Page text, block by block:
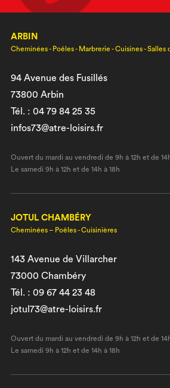
ARBIN
Cheminées - Poêles - Marbrerie - Cuisines - Salles
94 Avenue des Fusillés
73800 Arbin
Tél. : 04 79 84 25 35
infos73@atre-loisirs.fr
Ouvert du mardi au vendredi de 9h à 12h et de
Le samedi 9h à 12h et de 14h à 18h
JOTUL CHAMBÉRY
Cheminées – Poêles - Cuisinières
143 Avenue de Villarcher
73000 Chambéry
Tél. : 09 67 44 23 48
jotul73@atre-loisirs.fr
Ouvert du mardi au vendredi de 9h à 12h et de
Le samedi 9h à 12h et de 14h à 18h